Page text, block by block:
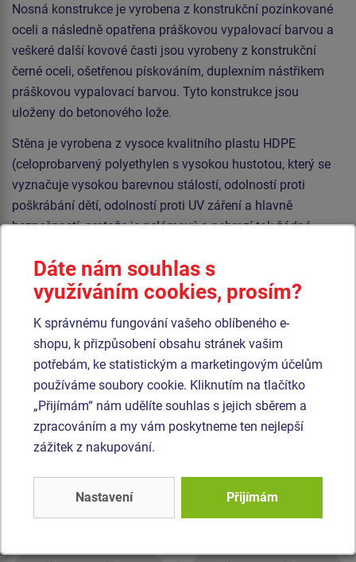
Nosná konstrukce je vyrobena z konstrukční pozinkované
oceli a následně opatřena práškovou vypalovací barvou a
veškeré další kovové časti jsou vyrobeny z konstrukční
černé oceli, ošetřenou pískováním, duplexním nástřikem
práškovou vypalovací barvou. Tyto konstrukce jsou
uloženy do betonového lože.
Stěna je vyrobena z vysoce kvalitního plastu HDPE
(celoprobarvený polyethylen s vysokou hustotou, který se
vyznačuje vysokou barevnou stálostí, odolností proti
poškrábání dětí, odolností proti UV záření a hlavně
bezpečností, protože je nelámavý a nehrozí tak žádné
materiál je pozinkovaný nebo nerezový.
Podobnézboží
Produkt - EDP-6201K-10
Edukační panel -
Kytara, bicí a činely -
celokovový
Produkt - EDP-6202K-10
Edukační panel - Piano
a kytara - celokovový
Dáte nám souhlas s
využíváním cookies, prosím?
K správnému fungování vašeho oblíbeného e-
shopu, k přizpůsobení obsahu stránek vašim
potřebám, ke statistickým a marketingovým účelům
používáme soubory cookie. Kliknutím na tlačítko
„Přijímám“ nám udělíte souhlas s jejich sběrem a
zpracováním a my vám poskytneme ten nejlepší
zážitek z nakupování.
Nastavení Přijímám